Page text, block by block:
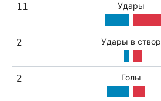
11 Удары
2 Удары в створ
2 Голы